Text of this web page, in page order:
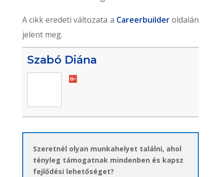
A cikk eredeti változata a Careerbuilderoldalán
jelent meg.
Szabó Diána
Szeretnél olyan munkahelyet találni, ahol
tényleg támogatnak mindenben és kapsz
fejlődési lehetőséget?